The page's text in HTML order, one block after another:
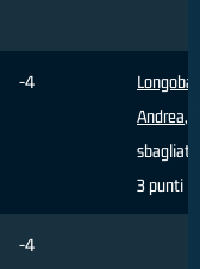
-4
Andrea,
3 punti
-4